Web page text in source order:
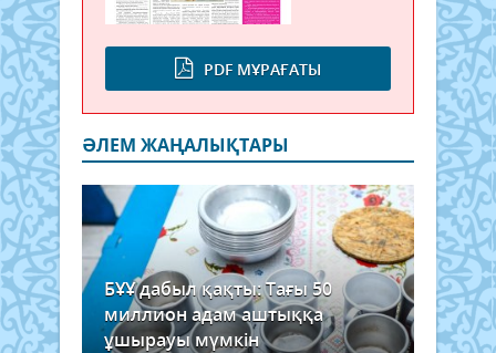
PDF МҰРАҒАТЫ
ӘЛЕМ ЖАҢАЛЫҚТАРЫ
БҰҰ дабыл қақты: Тағы 50
миллион адам аштыққа
ұшырауы мүмкін